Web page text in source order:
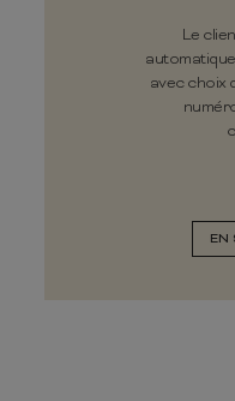
Le
avec choix
EN